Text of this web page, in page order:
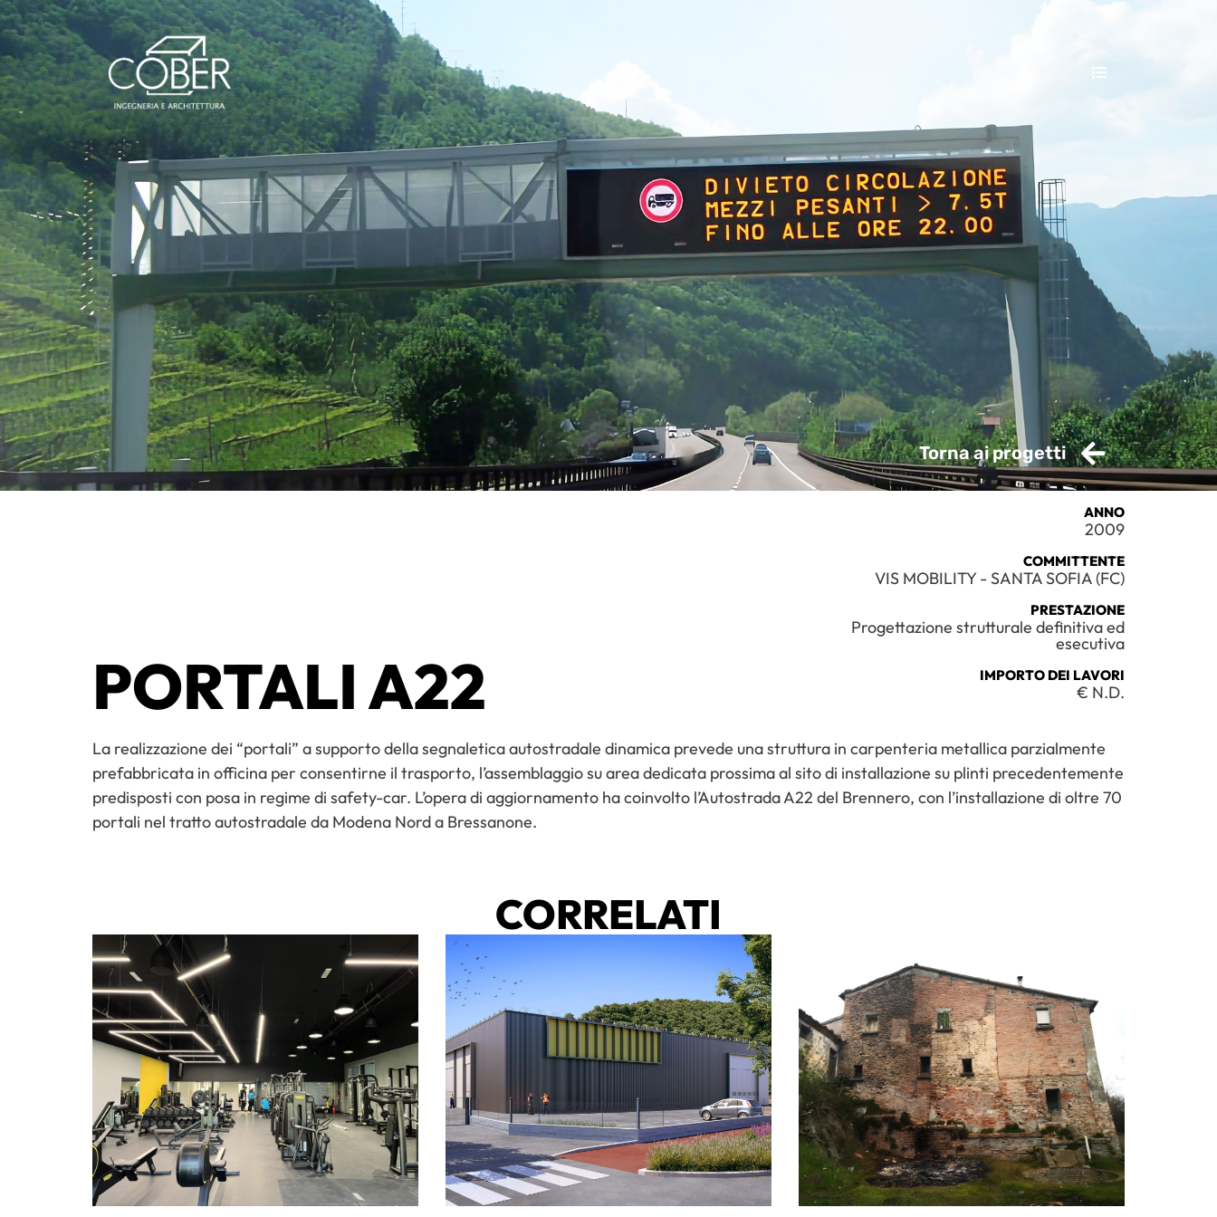
Torna ai progetti
PORTALI A22
ANNO
2009
COMMITTENTE
VIS MOBILITY - SANTA SOFIA (FC)
PRESTAZIONE
Progettazione strutturale definitiva ed
esecutiva
IMPORTO DEI LAVORI
€ N.D.
La realizzazione dei “portali” a supporto della segnaletica autostradale dinamica prevede una struttura in carpenteria metallica parzialmente
prefabbricata in officina per consentirne il trasporto, l’assemblaggio su area dedicata prossima al sito di installazione su plinti precedentemente
predisposti con posa in regime di safety-car. L’opera di aggiornamento ha coinvolto l’Autostrada A22 del Brennero, con l’installazione di oltre 70
portali nel tratto autostradale da Modena Nord a Bressanone.
CORRELATI